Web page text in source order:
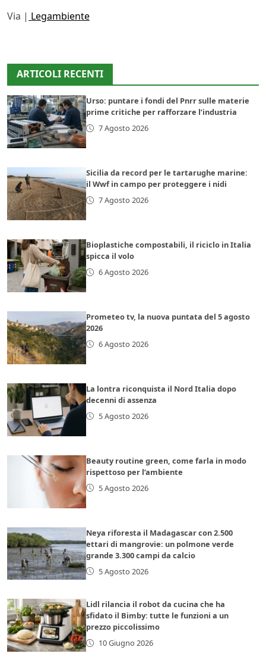
Via | Legambiente
ARTICOLI RECENTI
Urso: puntare i fondi del Pnrr sulle materie
prime critiche per rafforzare l’industria
7 Agosto 2026
Sicilia da record per le tartarughe marine:
il Wwf in campo per proteggere i nidi
7 Agosto 2026
Bioplastiche compostabili, il riciclo in Italia
spicca il volo
6 Agosto 2026
Prometeo tv, la nuova puntata del 5 agosto
2026
6 Agosto 2026
La lontra riconquista il Nord Italia dopo
decenni di assenza
5 Agosto 2026
Beauty routine green, come farla in modo
rispettoso per l’ambiente
5 Agosto 2026
Neya riforesta il Madagascar con 2.500
ettari di mangrovie: un polmone verde
grande 3.300 campi da calcio
5 Agosto 2026
Lidl rilancia il robot da cucina che ha
sfidato il Bimby: tutte le funzioni a un
prezzo piccolissimo
10 Giugno 2026